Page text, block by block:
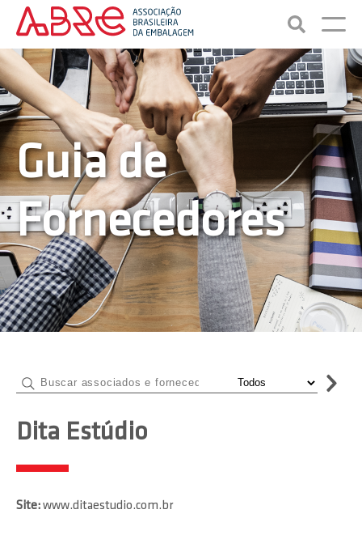
Guia de
Fornecedores
Dita Estúdio
Site:www.ditaestudio.com.br